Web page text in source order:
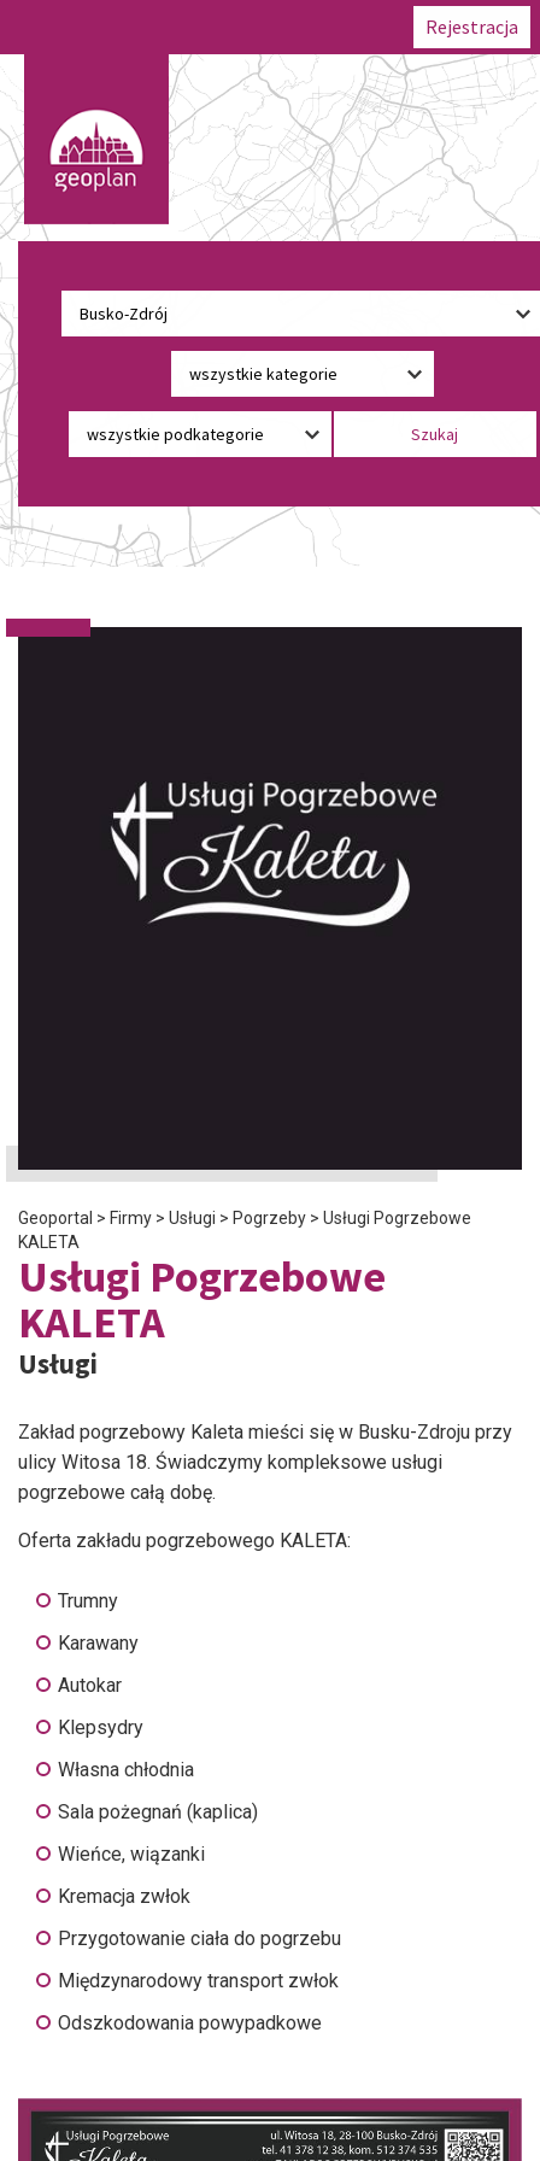
Rejestracja
Geoportal > Firmy > Usługi > Pogrzeby > Usługi Pogrzebowe
KALETA
Usługi Pogrzebowe
KALETA
Usługi
Zakład pogrzebowy Kaleta mieści się w Busku-Zdroju przy
ulicy Witosa 18. Świadczymy kompleksowe usługi
pogrzebowe całą dobę.
Oferta zakładu pogrzebowego KALETA:
Trumny
Karawany
Autokar
Klepsydry
Własna chłodnia
Sala pożegnań (kaplica)
Wieńce, wiązanki
Kremacja zwłok
Przygotowanie ciała do pogrzebu
Międzynarodowy transport zwłok
Odszkodowania powypadkowe